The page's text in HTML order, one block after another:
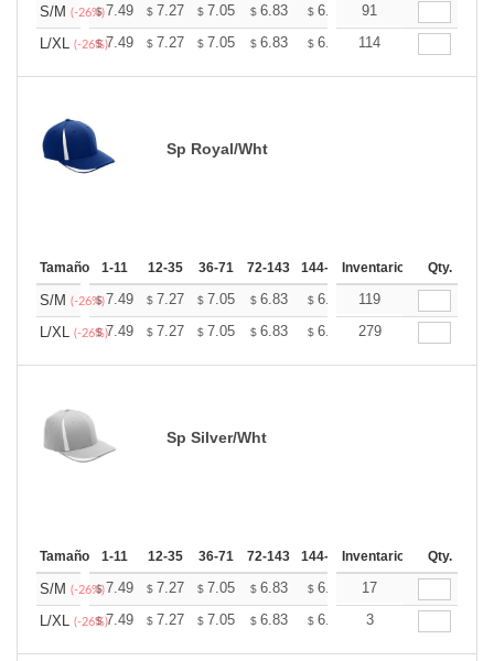
S/M (-26%)
$7.49 $ 7.27 $ 7.05 $ 6.83 $ 6.60 $6.49
91
L/XL (-26%)
$7.49 $ 7.27 $ 7.05 $ 6.83 $ 6.60 $6.49
114
Sp Royal/Wht
Tamaño 1-11 12-35 36-71 72-143 144-287 288 + Mas
Inventario Qty.
S/M (-26%)
$7.49 $ 7.27 $ 7.05 $ 6.83 $ 6.60 $6.49
119
L/XL (-26%)
$7.49 $ 7.27 $ 7.05 $ 6.83 $ 6.60 $6.49
279
Sp Silver/Wht
Tamaño 1-11 12-35 36-71 72-143 144-287 288 + Mas
Inventario Qty.
S/M (-26%)
$7.49 $ 7.27 $ 7.05 $ 6.83 $ 6.60 $6.49
17
L/XL (-26%)
$7.49 $ 7.27 $ 7.05 $ 6.83 $ 6.60 $
3